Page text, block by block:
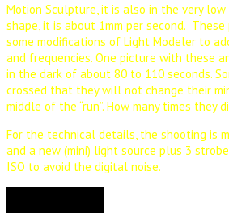
Motion Sculpture, it is also in the very low
shape, it is about 1mm per second.
some modifications of Light Modeler to
and frequencies. One picture with these
in the dark of about 80 to 110 seconds.
crossed that they will not change their
middle of the “run”. How many times they
For the technical details, the shooting is
and a new (mini) light source plus 3
ISO to avoid the digital noise.